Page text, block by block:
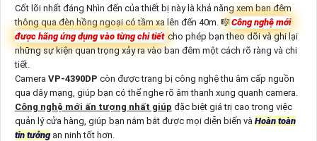
Cốt lõi nhất đáng Nhìn đến của thiết bị này là khả năng xem ban đêm
thông qua đèn hồng ngoại có tầm xa lên đến 40m. 🎼️Công nghệ mới
được hãng ứng dụng vào từng chi tiết cho phép bạn theo dõi và ghi lại
những sự kiện quan trọng xảy ra vào ban đêm một cách rõ ràng và chi
tiết.
Camera VP-4390DP còn được trang bị công nghệ thu âm cấp nguồn
qua dây mạng, giúp bạn có thể nghe rõ âm thanh xung quanh camera.
Công nghệ mới ấn tượng nhất giúp đặc biệt giá trị cao trong việc
quản lý cửa hàng, giúp bạn nắm bắt được mọi diễn biến và Hoàn toàn
tin tưởngan ninh tốt hơn.